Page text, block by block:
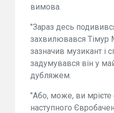
вимова.
"Зараз десь
захвилювався Тімур
зазначив музикант і
задумувався він у
дубляжем.
"Або, може, ви мрієте
наступного